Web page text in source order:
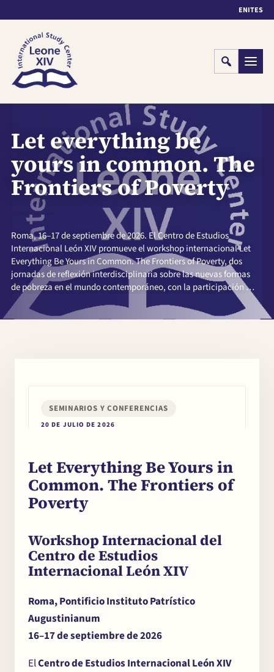
ENITES
Cerca Menu
Let everything be
yours in common. The
Frontiers of Poverty
Roma, 16–17 de septiembre de 2026. El Centro de Estudios
Internacional León XIV promueve el workshop internacional Let
Everything Be Yours in Common. The Frontiers of Poverty, dos
jornadas de reflexión interdisciplinaria sobre las nuevas formas
de pobreza en el mundo contemporáneo, con la participación de
académicos, teólogos, juristas, filósofos e investigadores
procedentes de destacadas instituciones académicas
SEMINARIOS Y CONFERENCIAS
20 DE JULIO DE 2026
Let Everything Be Yours in
Common. The Frontiers of
Poverty
Workshop Internacional del
Centro de Estudios
Internacional León XIV
Roma, Pontificio Instituto Patrístico
Augustinianum
16–17 de septiembre de 2026
ElCentro de Estudios Internacional León XIV